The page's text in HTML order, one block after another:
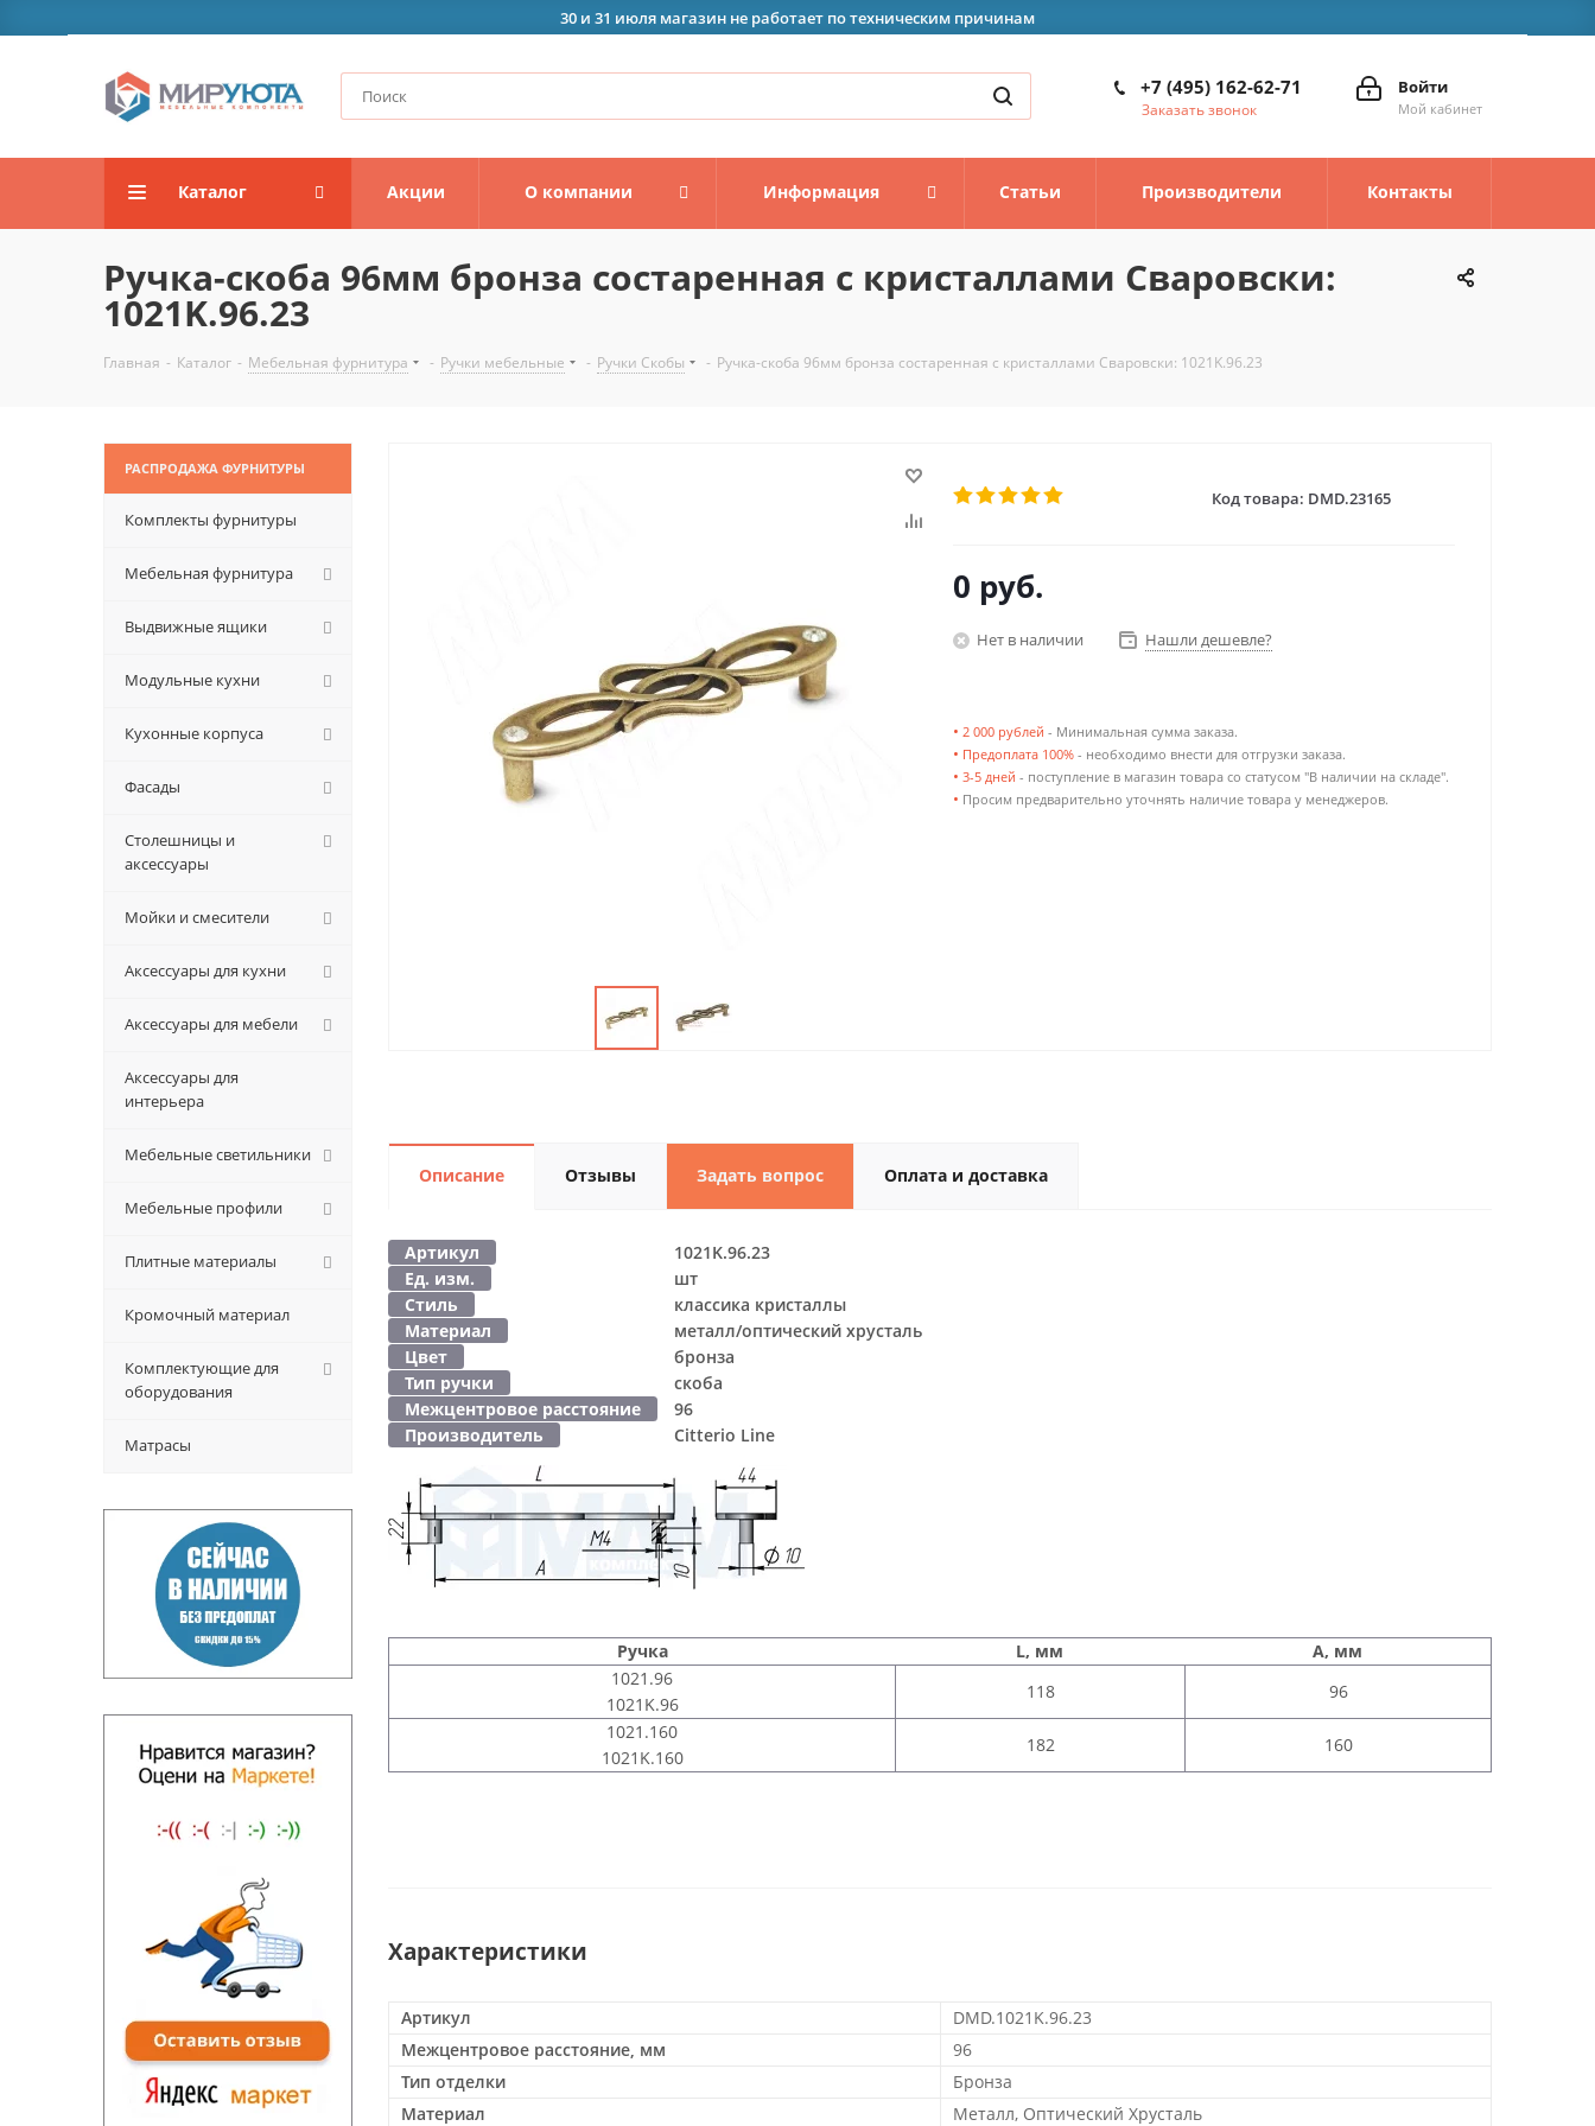
30 и 31 июля магазин не работает по техническим причинам
Войти
Мой кабинет
+7 (495) 162-62-71
Заказать звонок
Каталог Акции О компании Информация Статьи Производители Контакты
Ручка-скоба 96мм бронза состаренная с кристаллами Сваровски:
1021K.96.23
Главная - Каталог - Мебельная фурнитура - Ручки мебельные - Ручки Скобы - Ручка-скоба 96мм бронза состаренная с кристаллами Сваровски: 1021K.96.23
Код товара: DMD.23165
0 руб.
Нет в наличии Нашли дешевле?
• 2 000 рублей - Минимальная сумма заказа.
• Предоплата 100% - необходимо внести для отгрузки заказа.
• 3-5 дней - поступление в магазин товара со статусом "В наличии на складе".
• Просим предварительно уточнять наличие товара у менеджеров.
Описание Отзывы Задать вопрос Оплата и доставка
Артикул
1021K.96.23
Ед. изм.
шт
Стиль
классика кристаллы
Материал
металл/оптический хрусталь
Цвет
бронза
Тип ручки
скоба
Межцентровое расстояние
96
Производитель
Citterio Line
Ручка L, мм
A, мм
1021.96
1021K.96
118
96
1021.160
1021K.160
182 160
Характеристики
Артикул
DMD.1021K.96.23
Межцентровое расстояние, мм
96
Тип отделки
Бронза
Материал
Металл, Оптический Хрусталь
РАСПРОДАЖА ФУРНИТУРЫ
Комплекты фурнитуры
Мебельная фурнитура
Выдвижные ящики
Модульные кухни
Кухонные корпуса
Фасады
Столешницы и
аксессуары
Мойки и смесители
Аксессуары для кухни
Аксессуары для мебели
Аксессуары для
интерьера
Мебельные светильники
Мебельные профили
Плитные материалы
Кромочный материал
Комплектующие для
оборудования
Матрасы